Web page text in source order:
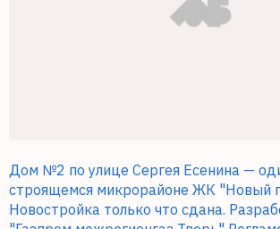
Дом №2 по улице Сергея Есенина —
строящемся микрорайоне ЖК "Новый
Новостройка только что сдана.